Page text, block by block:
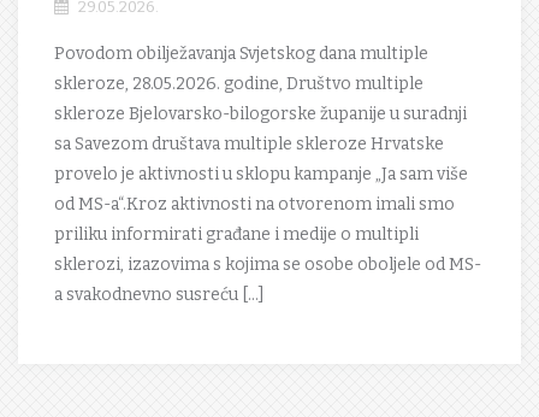
29.05.2026.
Povodom obilježavanja Svjetskog dana multiple
skleroze, 28.05.2026. godine, Društvo multiple
skleroze Bjelovarsko-bilogorske županije u suradnji
sa Savezom društava multiple skleroze Hrvatske
provelo je aktivnosti u sklopu kampanje „Ja sam više
od MS-a“.Kroz aktivnosti na otvorenom imali smo
priliku informirati građane i medije o multipli
sklerozi, izazovima s kojima se osobe oboljele od MS-
a svakodnevno susreću […]